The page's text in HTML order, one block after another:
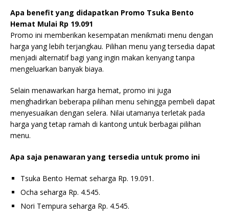
Apa benefit yang didapatkan Promo Tsuka Bento
Hemat Mulai Rp 19.091
Promo ini memberikan kesempatan menikmati menu dengan
harga yang lebih terjangkau. Pilihan menu yang tersedia dapat
menjadi alternatif bagi yang ingin makan kenyang tanpa
mengeluarkan banyak biaya.
Selain menawarkan harga hemat, promo ini juga
menghadirkan beberapa pilihan menu sehingga pembeli dapat
menyesuaikan dengan selera. Nilai utamanya terletak pada
harga yang tetap ramah di kantong untuk berbagai pilihan
menu.
Apa saja penawaran yang tersedia untuk promo ini
Tsuka Bento Hemat seharga Rp. 19.091.
Ocha seharga Rp. 4.545.
Nori Tempura seharga Rp. 4.545.